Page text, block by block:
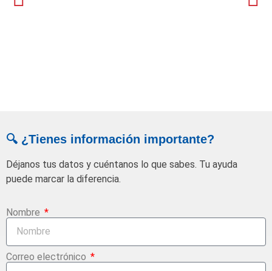
🔍 ¿Tienes información importante?
Déjanos tus datos y cuéntanos lo que sabes. Tu ayuda
puede marcar la diferencia.
Nombre
Correo electrónico